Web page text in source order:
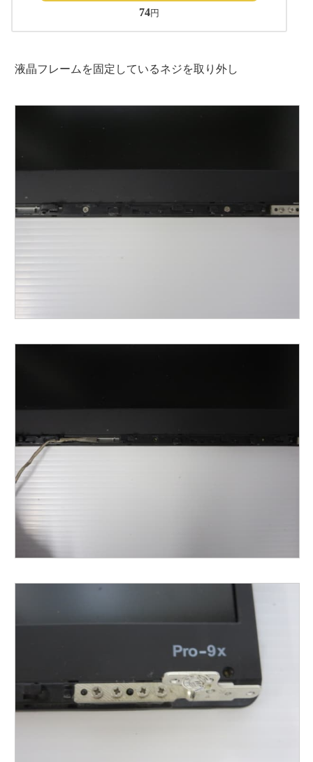
74円
液晶フレームを固定しているネジを取り外し